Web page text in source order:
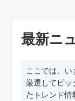
最新ニ
ここでは、い
厳選してピッ
たトレンド情